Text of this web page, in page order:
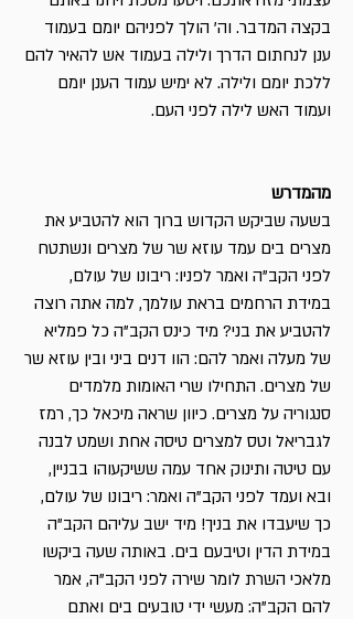
בקצה המדבר. וה' הולך לפניהם יומם בעמוד
ענן לנחתום הדרך ולילה בעמוד אש להאיר להם
ללכת יומם ולילה. לא ימיש עמוד הענן יומם
ועמוד האש לילה לפני העם.
מהמדרש
בשעה שביקש הקדוש ברוך הוא להטביע את
מצרים בים עמד עוזא שר של מצרים ונשתטח
לפני הקב"ה ואמר לפניו: ריבונו של עולם,
במידת הרחמים בראת עולמך, למה אתה רוצה
להטביע את בני? מיד כינס הקב"ה כל פמליא
של מעלה ואמר להם: הוו דנים ביני ובין עוזא שר
של מצרים. התחילו שרי האומות מלמדים
סנגוריה על מצרים. כיוון שראה מיכאל כך, רמז
לגבריאל וטס למצרים טיסה אחת ושמט לבנה
עם טיטה ותינוק אחד עמה ששיקעוהו בבניין,
ובא ועמד לפני הקב"ה ואמר: ריבונו של עולם,
כך שיעבדו את בניך! מיד ישב עליהם הקב"ה
במידת הדין וטיבעם בים. באותה שעה ביקשו
מלאכי השרת לומר שירה לפני הקב"ה, אמר
להם הקב"ה: מעשי ידי טובעים בים ואתם